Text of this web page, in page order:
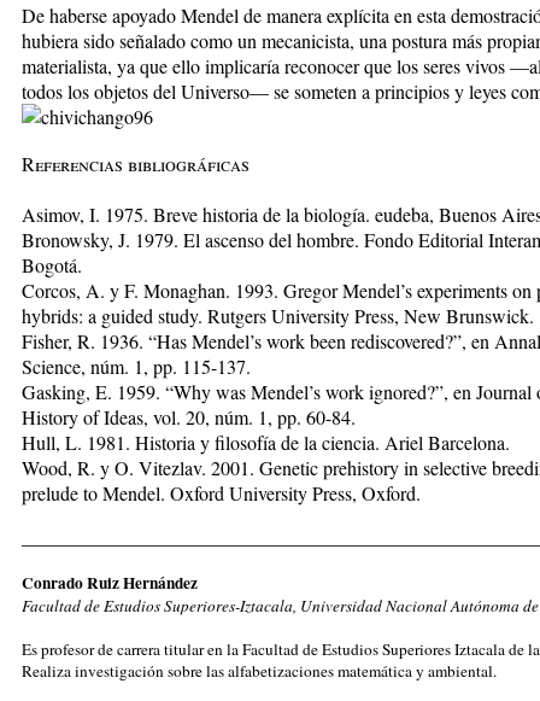
De haberse apoyado Mendel de manera explícita en esta
hubiera sido señalado como un mecanicista, una postura más
materialista, ya que ello implicaría reconocer que los seres vivos
todos los objetos del Universo— se someten a principios y leyes
Referencias bibliográficas
Asimov, I. 1975. Breve historia de la biología. eudeba, Buenos
Bronowsky, J. 1979. El ascenso del hombre. Fondo Editorial
Bogotá.
Corcos, A. y F. Monaghan. 1993. Gregor Mendel’s experiments on
hybrids: a guided study. Rutgers University Press, New Brunswick.
Fisher, R. 1936. “Has Mendel’s work been rediscovered?”, en
Science, núm. 1, pp. 115-137.
Gasking, E. 1959. “Why was Mendel’s work ignored?”, en Journal
History of Ideas, vol. 20, núm. 1, pp. 60-84.
Hull, L. 1981. Historia y filosofía de la ciencia. Ariel Barcelona.
Wood, R. y O. Vitezlav. 2001. Genetic prehistory in selective
prelude to Mendel. Oxford University Press, Oxford.
Conrado Ruiz Hernández
Facultad de Estudios Superiores-Iztacala, Universidad Nacional Autónoma
Es profesor de carrera titular en la Facultad de Estudios Superiores Iztacala de
Realiza investigación sobre las alfabetizaciones matemática y ambiental.